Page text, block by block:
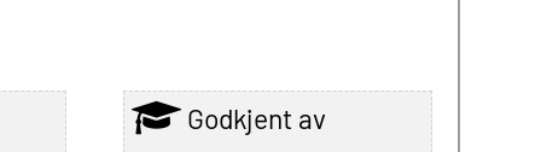
Godkjent av